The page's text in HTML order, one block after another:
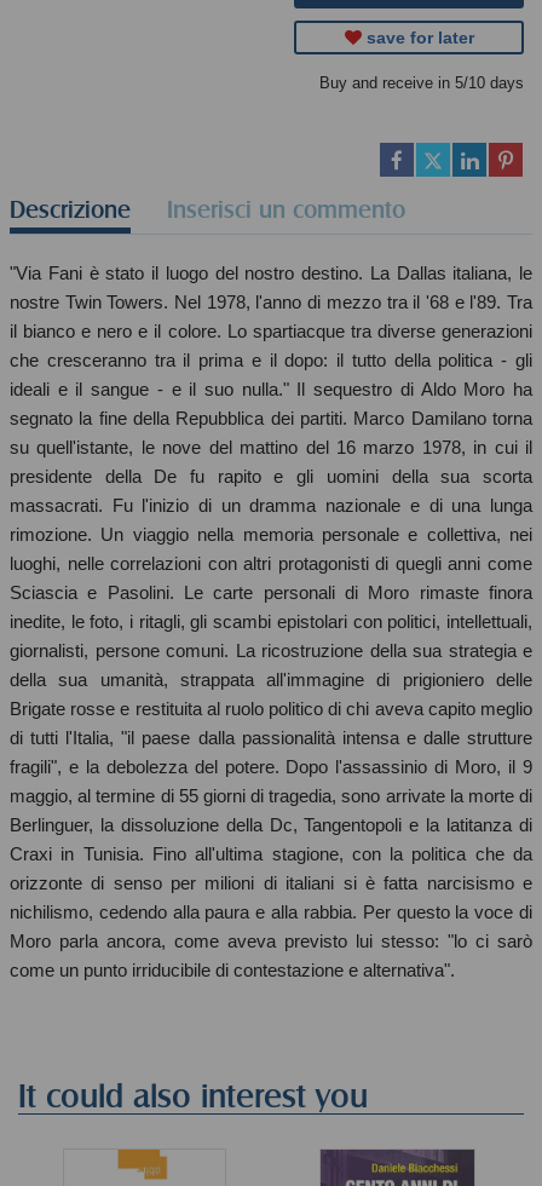
save for later
Buy and receive in 5/10 days
Descrizione Inserisci un commento
"Via Fani è stato il luogo del nostro destino. La Dallas italiana, le
nostre Twin Towers. Nel 1978, l'anno di mezzo tra il '68 e l'89. Tra
il bianco e nero e il colore. Lo spartiacque tra diverse generazioni
che cresceranno tra il prima e il dopo: il tutto della politica - gli
ideali e il sangue - e il suo nulla." Il sequestro di Aldo Moro ha
segnato la fine della Repubblica dei partiti. Marco Damilano torna
su quell'istante, le nove del mattino del 16 marzo 1978, in cui il
presidente della De fu rapito e gli uomini della sua scorta
massacrati. Fu l'inizio di un dramma nazionale e di una lunga
rimozione. Un viaggio nella memoria personale e collettiva, nei
luoghi, nelle correlazioni con altri protagonisti di quegli anni come
Sciascia e Pasolini. Le carte personali di Moro rimaste finora
inedite, le foto, i ritagli, gli scambi epistolari con politici, intellettuali,
giornalisti, persone comuni. La ricostruzione della sua strategia e
della sua umanità, strappata all'immagine di prigioniero delle
Brigate rosse e restituita al ruolo politico di chi aveva capito meglio
di tutti l'Italia, "il paese dalla passionalità intensa e dalle strutture
fragili", e la debolezza del potere. Dopo l'assassinio di Moro, il 9
maggio, al termine di 55 giorni di tragedia, sono arrivate la morte di
Berlinguer, la dissoluzione della Dc, Tangentopoli e la latitanza di
Craxi in Tunisia. Fino all'ultima stagione, con la politica che da
orizzonte di senso per milioni di italiani si è fatta narcisismo e
nichilismo, cedendo alla paura e alla rabbia. Per questo la voce di
Moro parla ancora, come aveva previsto lui stesso: "lo ci sarò
come un punto irriducibile di contestazione e alternativa".
It could also interest you